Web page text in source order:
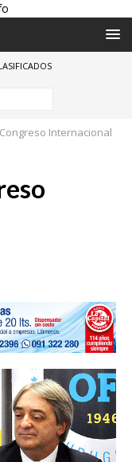
Internacional